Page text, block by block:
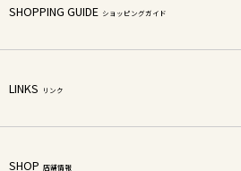
SHOPPING GUIDE ショッピングガイド
LINKS リンク
SHOP 店舗情報